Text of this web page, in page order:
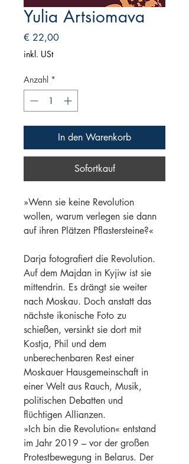
Yulia Artsiomava
€ 22,00Preis
inkl. USt
Anzahl *
In den Warenkorb
Sofortkauf
»Wenn sie keine Revolution
wollen, warum verlegen sie dann
auf ihren Plätzen Pflastersteine?«
Darja fotografiert die Revolution.
Auf dem Majdan in Kyjiw ist sie
mittendrin. Es drängt sie weiter
nach Moskau. Doch anstatt das
nächste ikonische Foto zu
schießen, versinkt sie dort mit
Kostja, Phil und dem
unberechenbaren Rest einer
Moskauer Hausgemeinschaft in
einer Welt aus Rauch, Musik,
politischen Debatten und
flüchtigen Allianzen.
»Ich bin die Revolution« entstand
im Jahr 2019 – vor der großen
Protestbewegung in Belarus. Der